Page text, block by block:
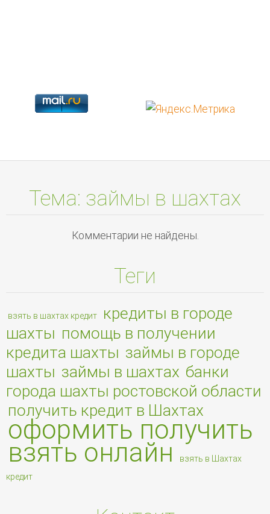
Тема: займы в шахтах
Комментарии не найдены.
Теги
взять в шахтах кредит
кредиты в городе
шахты помощь в получении
кредита шахты займы в городе
шахты займы в шахтах банки
города шахты ростовской области
получить кредит в Шахтах
оформить получить
взять онлайн
взять в Шахтах
кредит